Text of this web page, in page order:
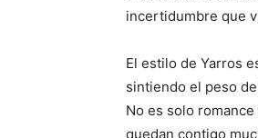
incertidumbre que
El estilo de Yarros
sintiendo el peso
No es solo
quedan contigo